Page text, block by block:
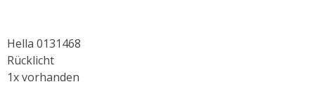
Hella 0131468
Rücklicht
1x vorhanden